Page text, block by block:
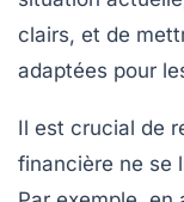
clairs, et de
adaptées pour
Il est crucial de
financière ne se